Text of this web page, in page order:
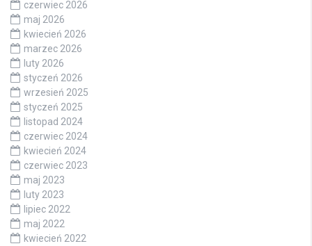
czerwiec 2026
maj 2026
kwiecień 2026
marzec 2026
luty 2026
styczeń 2026
wrzesień 2025
styczeń 2025
listopad 2024
czerwiec 2024
kwiecień 2024
czerwiec 2023
maj 2023
luty 2023
lipiec 2022
maj 2022
kwiecień 2022